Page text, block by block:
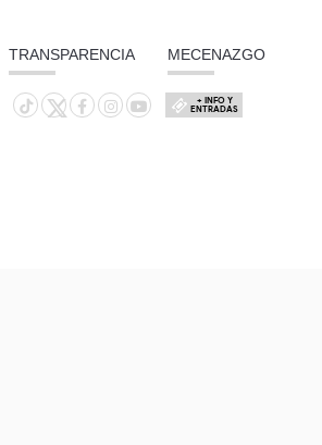
TRANSPARENCIA MECENAZGO
+ INFO Y
ENTRADAS